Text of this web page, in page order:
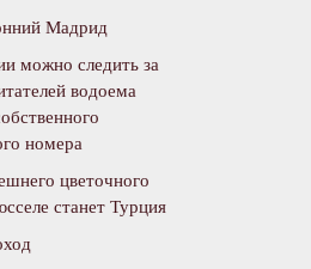
Мадрид
можно следить за
водоема
номера
цветочного
станет Турция